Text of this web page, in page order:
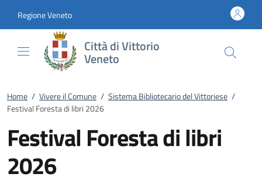
Regione Veneto
Città di Vittorio
Veneto
Home / Vivere il Comune / Sistema Bibliotecario del Vittoriese /
Festival Foresta di libri 2026
Festival Foresta di libri
2026